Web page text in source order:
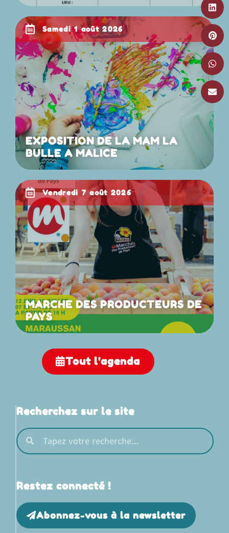
samedi 1 août 2026
EXPOSITION DE LA MAM LA
BULLE A MALICE
vendredi 7 août 2026
MARCHE DES PRODUCTEURS DE
PAYS
Tout l'agenda
Recherchez sur le site
Restez connecté !
Abonnez-vous à la newsletter